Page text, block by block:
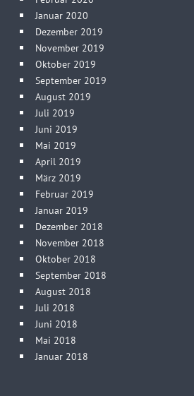
Januar 2020
Dezember 2019
November 2019
Oktober 2019
September 2019
August 2019
Juli 2019
Juni 2019
Mai 2019
April 2019
März 2019
Februar 2019
Januar 2019
Dezember 2018
November 2018
Oktober 2018
September 2018
August 2018
Juli 2018
Juni 2018
Mai 2018
Januar 2018